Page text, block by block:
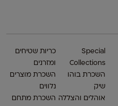
Special
Collections
השכרת בוהו
שיק
אוהלים והצללה
כריות שטיחים
ומזרנים
השכרת מוצרים
נלווים
השכרת מתחם